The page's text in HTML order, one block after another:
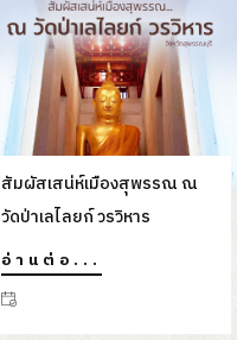
สัมผัสเสน่ห์เมืองสุพรรณ ณ
วัดป่าเลไลยก์ วรวิหาร
อ่านต่อ...